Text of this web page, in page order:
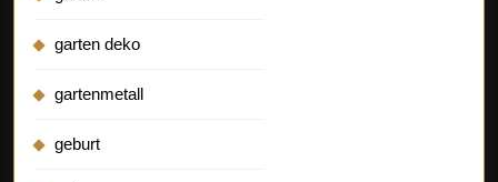
garten deko
gartenmetall
geburt